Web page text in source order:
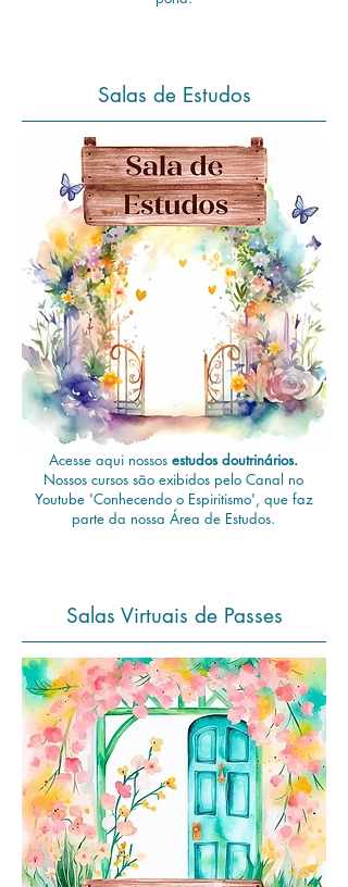
Salas de Estudos
Acesse aqui nossos estudos doutrinários.
Nossos cursos são exibidos pelo Canal no
Youtube 'Conhecendo o Espiritismo', que faz
parte da nossa Área de Estudos.
Salas Virtuais de Passes